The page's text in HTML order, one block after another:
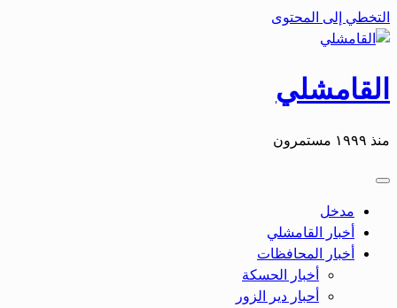
التخطي إلى المحتوى
القامشلي
منذ ١٩٩٩ مستمرون
مدخل
أخبار القامشلي
أخبار المحافظات
أخبار الحسكة
أحبار دير الزور